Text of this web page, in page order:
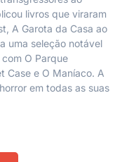
livros que viraram
A Garota da Casa ao
uma seleção notável
com O Parque
Case e O Maníaco. A
em todas as suas